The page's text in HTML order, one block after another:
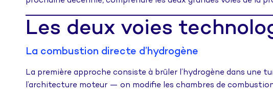
Les deux voies
La combustion directe d’hydrogène
La première approche consiste à brûler l’hydrogène dans une
l’architecture moteur — on modifie les chambres de